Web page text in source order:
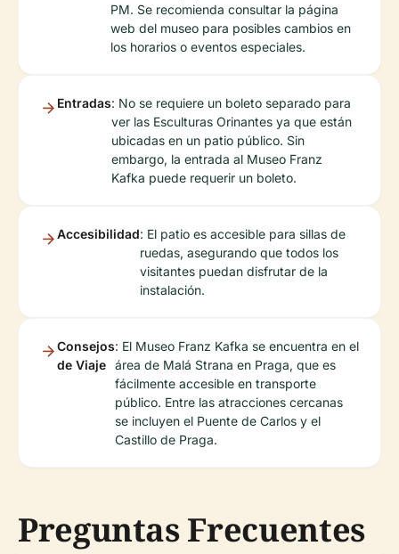
PM. Se recomienda consultar la página
web del museo para posibles cambios en
los horarios o eventos especiales.
Entradas: No se requiere un boleto separado para
ver las Esculturas Orinantes ya que están
ubicadas en un patio público. Sin
embargo, la entrada al Museo Franz
Kafka puede requerir un boleto.
Accesibilidad: El patio es accesible para sillas de
ruedas, asegurando que todos los
visitantes puedan disfrutar de la
instalación.
Consejos
de Viaje
: El Museo Franz Kafka se encuentra en el
área de Malá Strana en Praga, que es
fácilmente accesible en transporte
público. Entre las atracciones cercanas
se incluyen el Puente de Carlos y el
Castillo de Praga.
Preguntas Frecuentes